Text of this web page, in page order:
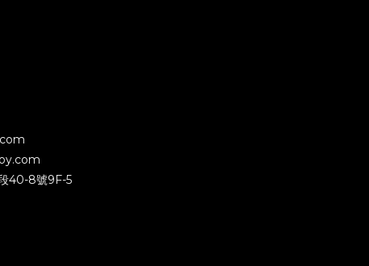
40-8號9F-5